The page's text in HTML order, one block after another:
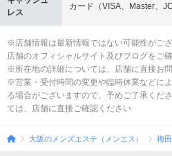
レス
カード（VISA、Master、
※店舗情報は最新情報ではない可能性がご
店舗のオフィシャルサイト及びブログをご
※所在地の詳細については、店舗に直接お
※営業・受付時間の変更や臨時休業などに
る場合がございますので、予めご了承くだ
ては、店舗に直接ご確認ください
大阪のメンズエステ（メンエス） 梅